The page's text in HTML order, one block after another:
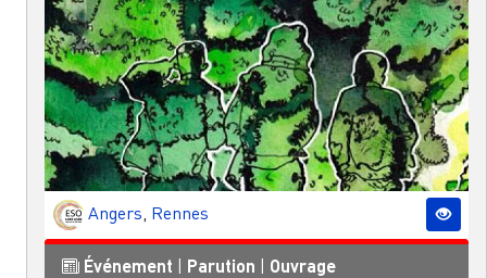
Angers, Rennes
Événement Parution Ouvrage